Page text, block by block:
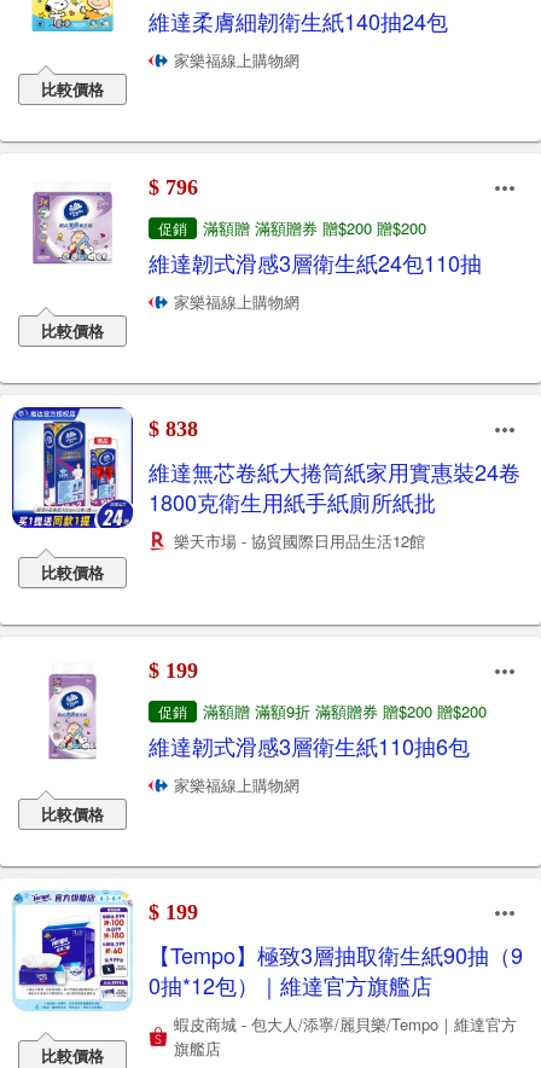
比較價格
維達柔膚細韌衛生紙140抽24包
家樂福線上購物網
比較價格
$ 796
促銷 滿額贈 滿額贈券 贈$200 贈$200
維達韌式滑感3層衛生紙24包110抽
家樂福線上購物網
比較價格
$ 838
維達無芯卷紙大捲筒紙家用實惠裝24卷
1800克衛生用紙手紙廁所紙批
樂天市場 - 協貿國際日用品生活12館
比較價格
$ 199
促銷 滿額贈 滿額9折 滿額贈券 贈$200 贈$200
維達韌式滑感3層衛生紙110抽6包
家樂福線上購物網
比較價格
$ 199
【Tempo】極致3層抽取衛生紙90抽（9
0抽*12包）｜維達官方旗艦店
蝦皮商城 - 包大人/添寧/麗貝樂/Tempo｜維達官方
旗艦店